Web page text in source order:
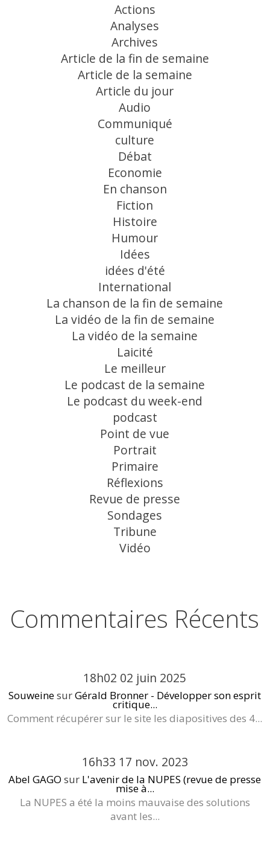
Actions
Analyses
Archives
Article de la fin de semaine
Article de la semaine
Article du jour
Audio
Communiqué
culture
Débat
Economie
En chanson
Fiction
Histoire
Humour
Idées
idées d'été
International
La chanson de la fin de semaine
La vidéo de la fin de semaine
La vidéo de la semaine
Laicité
Le meilleur
Le podcast de la semaine
Le podcast du week-end
podcast
Point de vue
Portrait
Primaire
Réflexions
Revue de presse
Sondages
Tribune
Vidéo
Commentaires Récents
18h02 02 juin 2025
SouweinesurGérald Bronner - Développer son esprit
critique...
Comment récupérer sur le site les diapositives des 4...
16h33 17 nov. 2023
Abel GAGO sur L'avenir de la NUPES (revue de presse
mise à...
La NUPES a été la moins mauvaise des solutions
avant les...